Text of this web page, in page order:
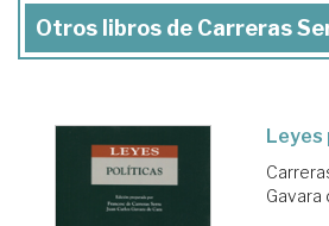
Otros libros de Carreras
Leyes
Gavara